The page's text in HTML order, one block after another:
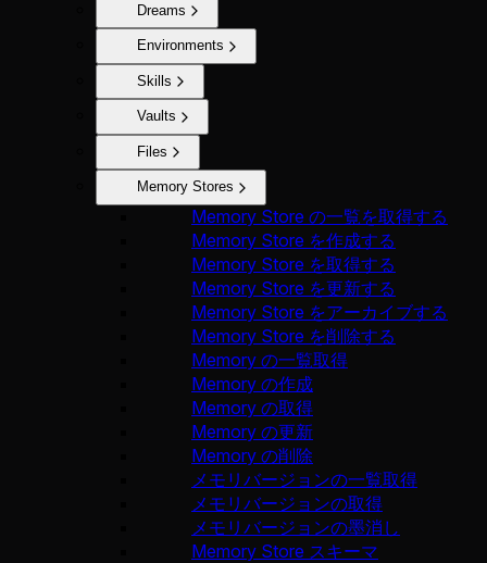
Dreams
Environments
Skills
Vaults
Files
Memory Stores
Memory Store の一覧を取得する
Memory Store を作成する
Memory Store を取得する
Memory Store を更新する
Memory Store をアーカイブする
Memory Store を削除する
Memory の一覧取得
Memory の作成
Memory の取得
Memory の更新
Memory の削除
メモリバージョンの一覧取得
メモリバージョンの取得
メモリバージョンの墨消し
Memory Store スキーマ